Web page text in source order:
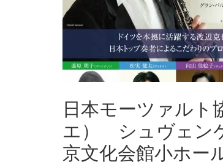
日本モーツァル
エ） シュヴェン
京文化会館小ホー